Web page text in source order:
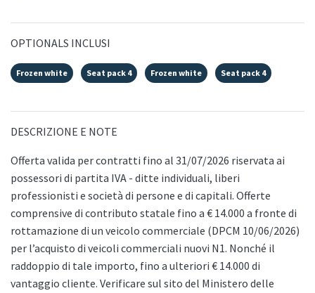
OPTIONALS INCLUSI
Frozen white Seat pack 4 Frozen white Seat pack 4
DESCRIZIONE E NOTE
Offerta valida per contratti fino al 31/07/2026 riservata ai
possessori di partita IVA - ditte individuali, liberi
professionisti e società di persone e di capitali. Offerte
comprensive di contributo statale fino a € 14.000 a fronte di
rottamazione di un veicolo commerciale (DPCM 10/06/2026)
per l’acquisto di veicoli commerciali nuovi N1. Nonché il
raddoppio di tale importo, fino a ulteriori € 14.000 di
vantaggio cliente. Verificare sul sito del Ministero delle